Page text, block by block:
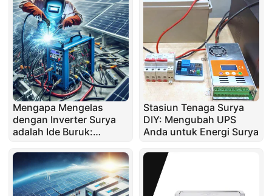
Mengapa Mengelas
dengan Inverter Surya
adalah Ide Buruk:
Nyata
Stasiun Tenaga Surya
DIY: Mengubah UPS
Anda untuk Energi Surya